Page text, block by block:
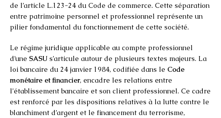
de l’article L.123-24 du Code de commerce. Cette séparation
entre patrimoine personnel et professionnel représente un
pilier fondamental du fonctionnement de cette société.
Le régime juridique applicable au compte professionnel
d’une SASU s’articule autour de plusieurs textes majeurs. La
loi bancaire du 24 janvier 1984, codifiée dans le Code
monétaire et financier, encadre les relations entre
l’établissement bancaire et son client professionnel. Ce cadre
est renforcé par les dispositions relatives à la lutte contre le
blanchiment d’argent et le financement du terrorisme,